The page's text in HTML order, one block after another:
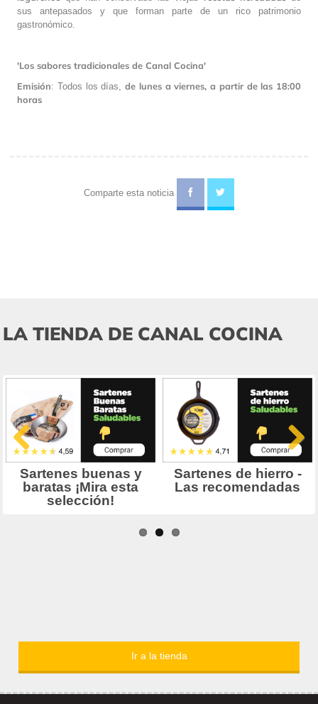
sus antepasados y que forman parte de un rico patrimonio
gastronómico.
'Los sabores tradicionales de Canal Cocina'
Emisión: Todos los días, de lunes a viernes, a partir de las 18:00
horas
Comparte esta noticia
LA TIENDA DE CANAL COCINA
Ir a la tienda